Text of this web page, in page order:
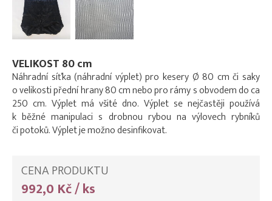
VELIKOST 80 cm
Náhradní síťka (náhradní výplet) pro kesery Ø 80 cm či saky
o velikosti přední hrany 80 cm nebo pro rámy s obvodem do ca
250 cm. Výplet má všité dno. Výplet se nejčastěji používá
k běžné manipulaci s drobnou rybou na výlovech rybníků
či potoků. Výplet je možno desinfikovat.
CENA PRODUKTU
992,0 Kč / ks